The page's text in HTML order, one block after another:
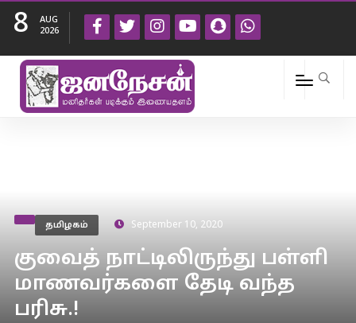
8
AUG
2026
தமிழகம் September 10, 2020
குவைத் நாட்டிலிருந்து பள்ளி
மாணவர்களை தேடி வந்த
பரிசு.!